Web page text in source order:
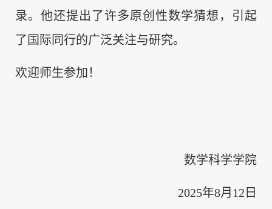
录。他还提出了许多原创性数学猜想，引起
了国际同行的广泛关注与研究。
欢迎师生参加！
数学科学学院
2025年8月12日